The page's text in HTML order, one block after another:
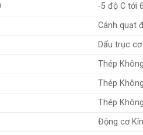
-5 độ C tới
Cánh quạt
Dấu trục
Thép
Thép
Thép
Động cơ